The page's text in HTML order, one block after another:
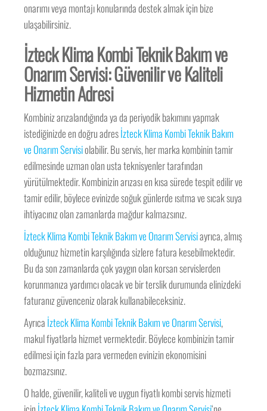
onarımı veya montajı konularında destek almak için bize
ulaşabilirsiniz.
İzteck Klima Kombi Teknik Bakım ve
Onarım Servisi: Güvenilir ve Kaliteli
Hizmetin Adresi
Kombiniz arızalandığında ya da periyodik bakımını yapmak
istediğinizde en doğru adresİzteck Klima Kombi Teknik Bakım
ve Onarım Servisiolabilir. Bu servis, her marka kombinin tamir
edilmesinde uzman olan usta teknisyenler tarafından
yürütülmektedir. Kombinizin arızası en kısa sürede tespit edilir ve
tamir edilir, böylece evinizde soğuk günlerde ısıtma ve sıcak suya
ihtiyacınız olan zamanlarda mağdur kalmazsınız.
İzteck Klima Kombi Teknik Bakım ve Onarım Servisiayrıca, almış
olduğunuz hizmetin karşılığında sizlere fatura kesebilmektedir.
Bu da son zamanlarda çok yaygın olan korsan servislerden
korunmanıza yardımcı olacak ve bir terslik durumunda elinizdeki
faturanız güvenceniz olarak kullanabileceksiniz.
Ayrıca İzteck Klima Kombi Teknik Bakım ve Onarım Servisi,
makul fiyatlarla hizmet vermektedir. Böylece kombinizin tamir
edilmesi için fazla para vermeden evinizin ekonomisini
bozmazsınız.
O halde, güvenilir, kaliteli ve uygun fiyatlı kombi servis hizmeti